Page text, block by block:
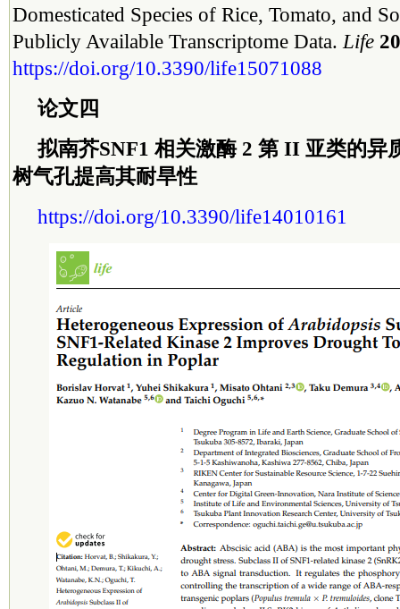
Domesticated Species of Rice, Tomato, and
Publicly Available Transcriptome Data. Life
https://doi.org/10.3390/life15071088
论文四
拟南芥SNF1 相关激酶 2 第 II 亚类的异
树气孔提高其耐旱性
https://doi.org/10.3390/life14010161